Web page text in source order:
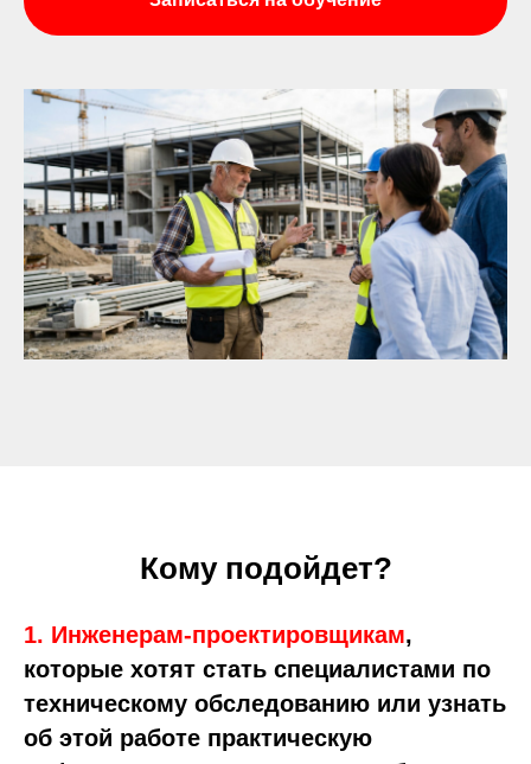
Кому подойдет?
1. Инженерам-проектировщикам,
которые хотят стать специалистами по
техническому обследованию или узнать
об этой работе практическую